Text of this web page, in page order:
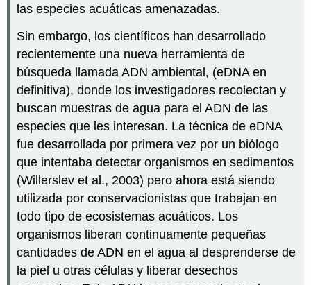
las especies acuáticas amenazadas.
Sin embargo, los científicos han desarrollado
recientemente una nueva herramienta de
búsqueda llamada ADN ambiental, (eDNA en
definitiva), donde los investigadores recolectan y
buscan muestras de agua para el ADN de las
especies que les interesan. La técnica de eDNA
fue desarrollada por primera vez por un biólogo
que intentaba detectar organismos en sedimentos
(Willerslev et al., 2003) pero ahora está siendo
utilizada por conservacionistas que trabajan en
todo tipo de ecosistemas acuáticos. Los
organismos liberan continuamente pequeñas
cantidades de ADN en el agua al desprenderse de
la piel u otras células y liberar desechos